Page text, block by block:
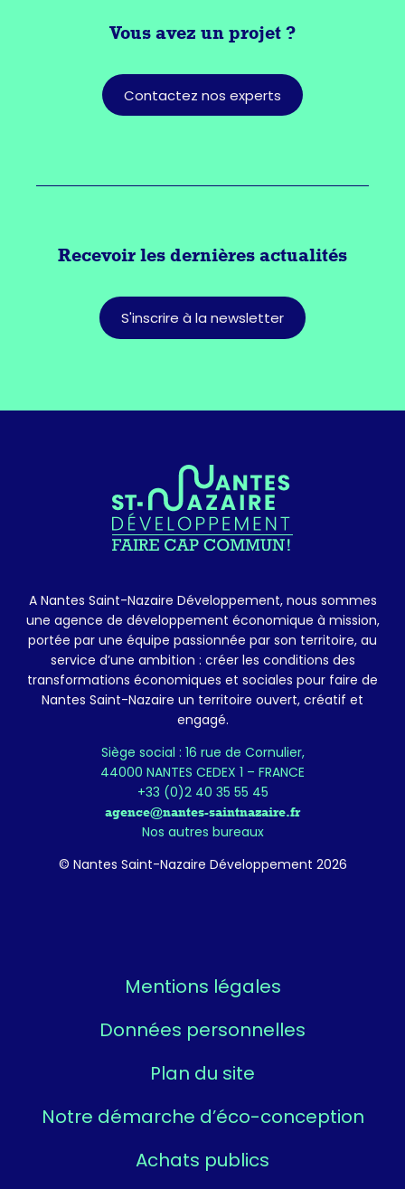
Vous avez un projet ?
Contactez nos experts
Recevoir les dernières actualités
S'inscrire à la newsletter
A Nantes Saint-Nazaire Développement, nous sommes
une agence de développement économique à mission,
portée par une équipe passionnée par son territoire, au
service d’une ambition : créer les conditions des
transformations économiques et sociales pour faire de
Nantes Saint-Nazaire un territoire ouvert, créatif et
engagé.
Siège social : 16 rue de Cornulier,
44000 NANTES CEDEX 1 – FRANCE
+33 (0)2 40 35 55 45
agence@nantes-saintnazaire.fr
Nos autres bureaux
© Nantes Saint-Nazaire Développement 2026
Mentions légales
Données personnelles
Plan du site
Notre démarche d’éco-conception
Achats publics